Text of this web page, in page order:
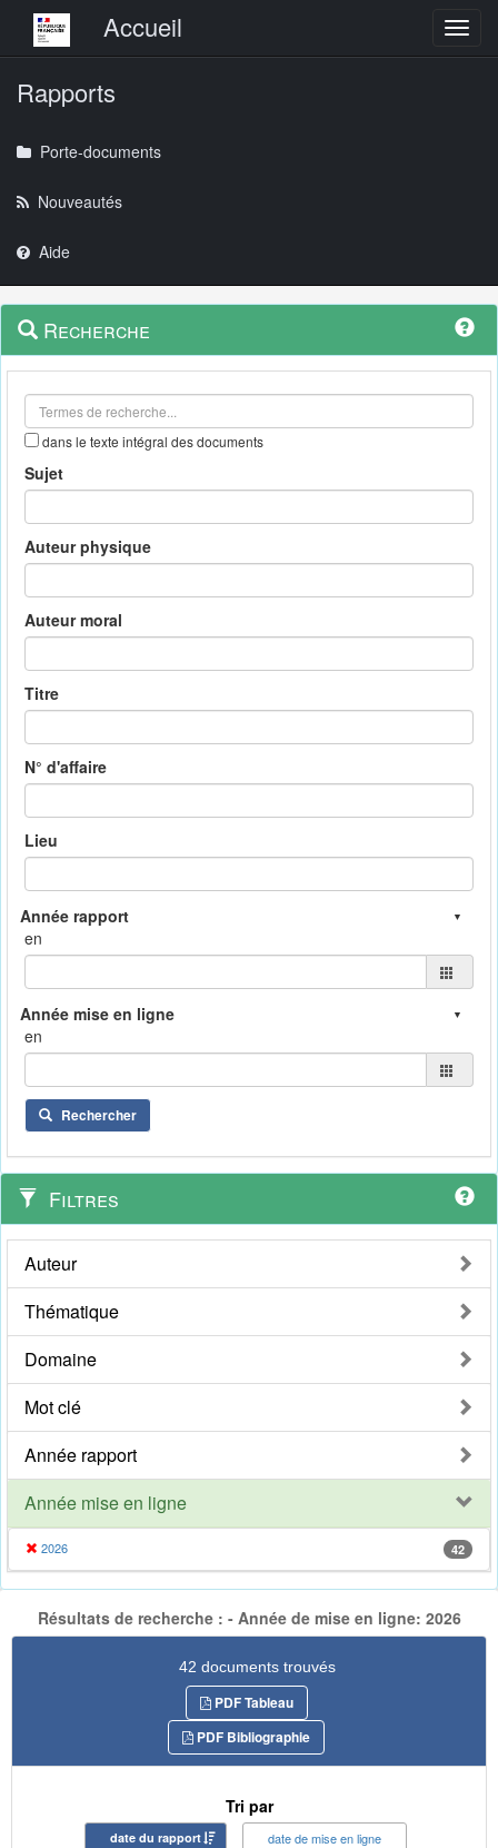
Menu principalAccueil
Rapports
Porte-documents
Nouveautés
Aide
Navigation
outils
Menu
contextuel
Recherche
dans le texte intégral des documents
Sujet
Auteur physique
Auteur moral
Titre
N° d'affaire
Lieu
en
en
Rechercher
Filtres
Auteur
Thématique
Domaine
Mot clé
Année rapport
Année mise en ligne
2026 42
Résultats de recherche : - Année de mise en ligne: 2026
42 documents trouvés
PDF Tableau
PDF Bibliographie
Tri par
date du rapport date de mise en ligne